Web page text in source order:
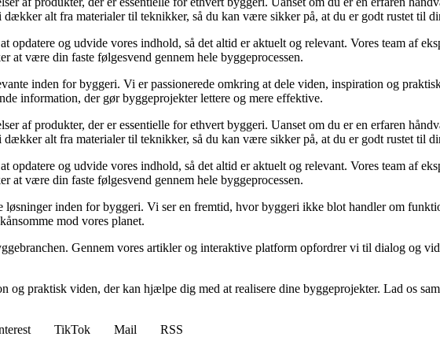
alt fra materialer til teknikker, så du kan være sikker på, at du er godt rustet til
og udvide vores indhold, så det altid er aktuelt og relevant. Vores team af
at være din faste følgesvend gennem hele byggeprocessen.
inden for byggeri. Vi er passionerede omkring at dele viden, inspiration og
information, der gør byggeprojekter lettere og mere effektive.
af produkter, der er essentielle for ethvert byggeri. Uanset om du er en erfaren
alt fra materialer til teknikker, så du kan være sikker på, at du er godt rustet til
og udvide vores indhold, så det altid er aktuelt og relevant. Vores team af
at være din faste følgesvend gennem hele byggeprocessen.
inden for byggeri. Vi ser en fremtid, hvor byggeri ikke blot handler om
mod vores planet.
Gennem vores artikler og interaktive platform opfordrer vi til dialog og
praktisk viden, der kan hjælpe dig med at realisere dine byggeprojekter. Lad os
TikTok Mail
RSS